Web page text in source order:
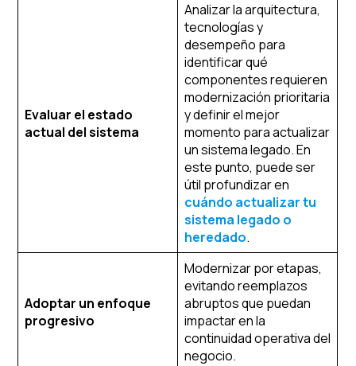
Evaluar el estado
actual del sistema
Analizar la arquitectura,
tecnologías y
desempeño para
identificar qué
componentes requieren
modernización prioritaria
y definir el mejor
momento para actualizar
un sistema legado. En
este punto, puede ser
útil profundizar en
cuándo actualizar tu
sistema legado o
heredado.
Adoptar un enfoque
progresivo
Modernizar por etapas,
evitando reemplazos
abruptos que puedan
impactar en la
continuidad operativa del
negocio.